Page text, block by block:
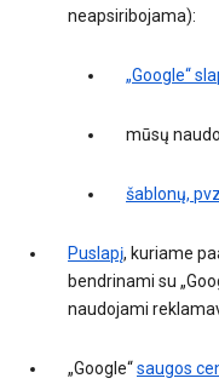
neapsiribojama):
„Google“
mūsų
šablonų,
Puslapį, kuriame
bendrinami su
naudojami
„Google“saugos